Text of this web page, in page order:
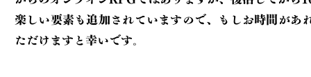
楽しい要素も追加されていますので、もしお時間があ
ただけますと幸いです。